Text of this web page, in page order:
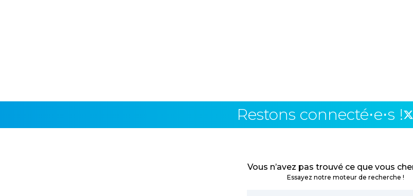
Restons connecté⋅e⋅s !
Vous n’avez pas trouvé ce que vous
Essayez notre moteur de recherche !